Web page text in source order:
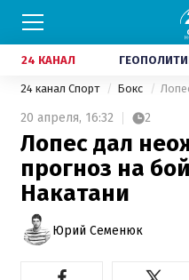
24 КАНАЛ
24 канал Спорт Бокс
20 апреля, 16:32 2
Лопес дал
прогноз на
Накатани
Юрий Семенюк